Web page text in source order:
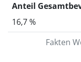
Fakten
Anteil
16,7 %